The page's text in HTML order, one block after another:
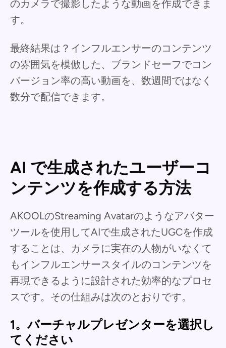
のカメラで撮影したような動画を作成できま
す。
最終結果は？インフルエンサーのコンテンツ
の雰囲気を模倣した、ブランドセーフでコン
バージョン率の高い動画を、数週間ではなく
数分で配信できます。
AI で生成されたユーザーコ
ンテンツを作成する方法
AKOOLのStreaming Avatarのようなアバター
ツールを使用してAIで生成されたUGCを作成
することは、カメラに実在の人物がいなくて
もインフルエンサースタイルのコンテンツを
再現できるように設計された効率的なプロセ
スです。その仕組みは次のとおりです。
1。バーチャルプレゼンターを選択し
てください